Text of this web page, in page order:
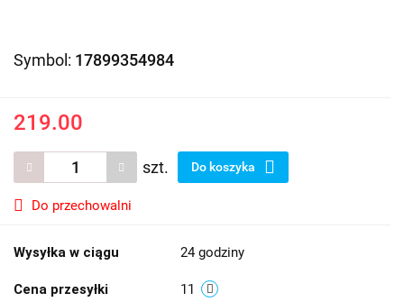
Symbol: 17899354984
219.00
szt. Do koszyka
Do przechowalni
Wysyłka w ciągu 24 godziny
Cena przesyłki 11